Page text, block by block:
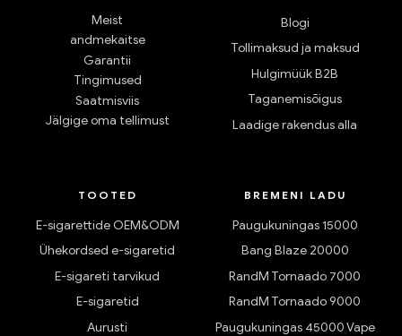
Meist
andmekaitse
Garantii
Tingimused
Saatmisviis
Jälgige oma tellimust
Blogi
Tollimaksud ja maksud
Hulgimüük B2B
Taganemisõigus
Laadige rakendus alla
TOOTED
E-sigarettide OEM&ODM
Ühekordsed e-sigaretid
E-sigareti tarvikud
E-sigaretid
Aurusti
BREMENI LADU
Paugukuningas 15000
Bang Blaze 20000
RandM Tornaado 7000
RandM Tornaado 9000
Paugukuningas 45000 Vape